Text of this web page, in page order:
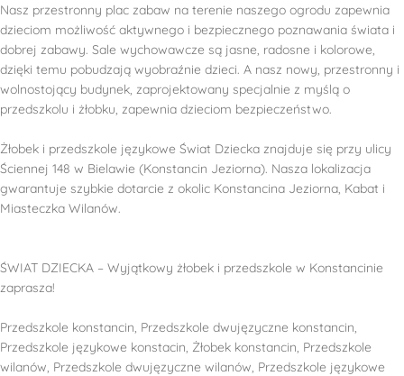
Nasz przestronny plac zabaw na terenie naszego ogrodu zapewnia
dzieciom możliwość aktywnego i bezpiecznego poznawania świata i
dobrej zabawy. Sale wychowawcze są jasne, radosne i kolorowe,
dzięki temu pobudzają wyobraźnie dzieci. A nasz nowy, przestronny i
wolnostojący budynek, zaprojektowany specjalnie z myślą o
przedszkolu i żłobku, zapewnia dzieciom bezpieczeństwo.
Żłobek i przedszkole językowe Świat Dziecka znajduje się przy ulicy
Ściennej 148 w Bielawie (Konstancin Jeziorna). Nasza lokalizacja
gwarantuje szybkie dotarcie z okolic Konstancina Jeziorna, Kabat i
Miasteczka Wilanów.
ŚWIAT DZIECKA – Wyjątkowy żłobek i przedszkole w Konstancinie
zaprasza!
Przedszkole konstancin, Przedszkole dwujęzyczne konstancin,
Przedszkole językowe konstacin, Żłobek konstancin, Przedszkole
wilanów, Przedszkole dwujęzyczne wilanów, Przedszkole językowe